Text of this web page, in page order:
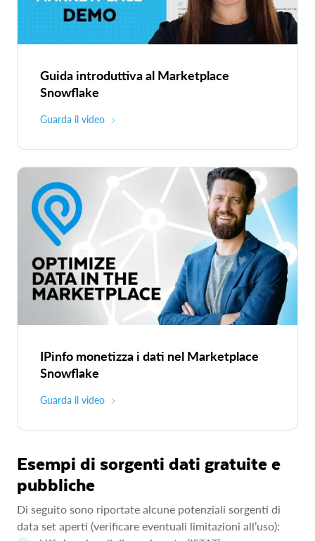
Guida introduttiva al Marketplace
Snowflake
Guarda il video
IPinfo monetizza i dati nel Marketplace
Snowflake
Guarda il video
Esempi di sorgenti dati gratuite e
pubbliche
Di seguito sono riportate alcune potenziali sorgenti di
data set aperti (verificare eventuali limitazioni all’uso):